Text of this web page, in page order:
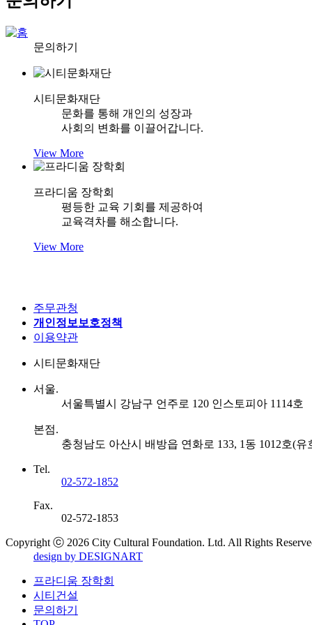
문의하기
시티문화재단
문화를 통해 개인의 성장과
사회의 변화를 이끌어갑니다.
View More
프라디움 장학회
평등한 교육 기회를 제공하여
교육격차를 해소합니다.
View More
주무관청
개인정보보호정책
이용약관
시티문화재단
서울.
서울특별시 강남구 언주로 120 인스토피아 1114호
본점.
충청남도 아산시 배방읍 연화로 133, 1동 1012호(유
Tel.
02-572-1852
Fax.
02-572-1853
Copyright ⓒ 2026 City Cultural Foundation. Ltd. All Rights
design by DESIGNART
프라디움 장학회
시티건설
문의하기